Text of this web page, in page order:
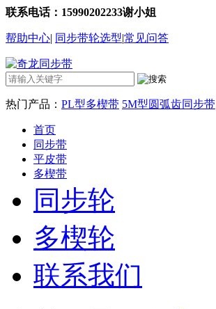
联系电话：15990202233谢小姐
帮助中心| 同步带轮选型|常见问答
热门产品： PL型多楔带 5M型圆弧齿同步带
首页
同步带
平皮带
多楔带
同步轮
多楔轮
联系我们